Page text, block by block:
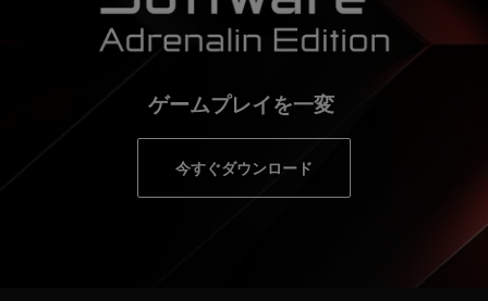
ゲームプレイを一変
今すぐダウンロード